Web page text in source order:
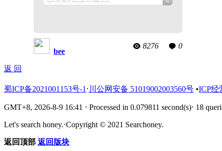
bee
0
8276
返 回
蜀ICP备2021001153号-1 ⋅ 川公网安备 51019002003560号 •ICP经
GMT+8, 2026-8-9 16:41 ⋅ Processed in 0.079811 second(s)⋅ 18
Let's search honey.⋅Copyright © 2021 Searchoney.
返回顶部 返回版块